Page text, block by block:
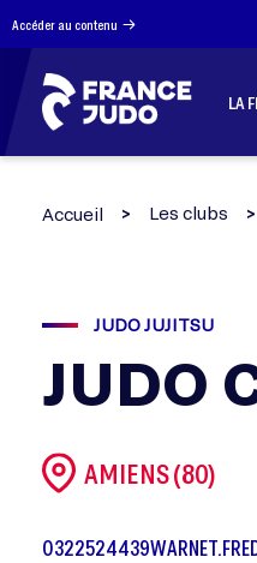
Accéder au contenu
LA
Accueil Les clubs
JUDO JUJITSU
JUDO
AMIENS (80)
0322524439
Panneau de gestion des cookies